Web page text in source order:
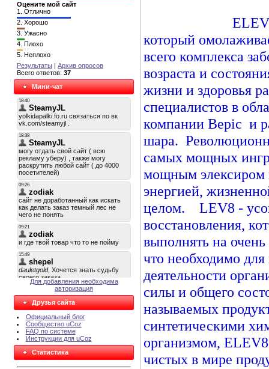
Оцените мой сайт
1. Отлично
2. Хорошо
3. Ужасно
4. Плохо
5. Неплохо
Результаты | Архив опросов
Всего ответов: 37
Мини-чат
Для добавления необходима
авторизация
Друзья сайта
Официальный блог
Сообщество uCoz
FAQ по системе
Инструкции для uCoz
Статистика
который
всего комплекса
возраста и
жизни и здоровья
специалистов в
компании Bepic и
шара.
самых мощных
мощным элексиром
энергией,
целом. LEV8 -
восстановления,
выполнять на
что необходимо
деятельности
силы и общего
называемых
синтетическими
организмом,
чистых в мире